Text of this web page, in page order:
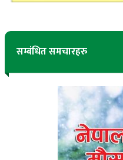
सम्बंधित समचारहरु